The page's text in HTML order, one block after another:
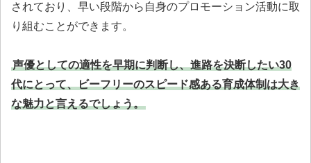
されており、早い段階から自身のプロモーション活動に取
り組むことができます。
声優としての適性を早期に判断し、進路を決断したい30
代にとって、ビーフリーのスピード感ある育成体制は大き
な魅力と言えるでしょう。